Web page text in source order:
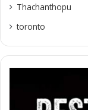
Thachanthopu
toronto